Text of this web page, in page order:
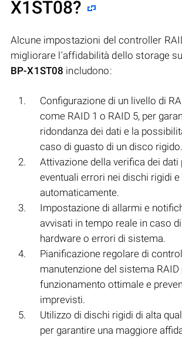
X1ST08?
Alcune impostazioni del controller
migliorare l'affidabilità dello storage
BP-X1ST08 includono:
Configurazione di un livello di
come RAID 1 o RAID 5, per
ridondanza dei dati e la
caso di guasto di un disco rigido.
Attivazione della verifica dei dati
eventuali errori nei dischi rigidi
automaticamente.
Impostazione di allarmi e
avvisati in tempo reale in caso
hardware o errori di sistema.
Pianificazione regolare di
manutenzione del sistema RAID
funzionamento ottimale e
imprevisti.
Utilizzo di dischi rigidi di alta
per garantire una maggiore